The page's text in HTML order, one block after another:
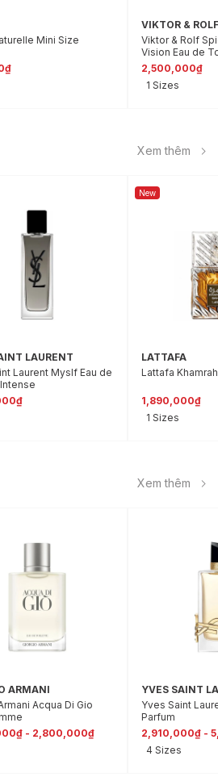
Mini Size
VIKTOR & ROLF
Viktor & Rolf
Vision Eau de
2,500,000₫
1 Sizes
Xem thêm
LAURENT
Laurent Myslf Eau de
New
LATTAFA
Lattafa
1,890,000₫
1 Sizes
Xem thêm
ARMANI
Acqua Di Gio
- 2,800,000₫
YVES SAINT
Yves Saint
Parfum
2,910,000₫ -
4 Sizes